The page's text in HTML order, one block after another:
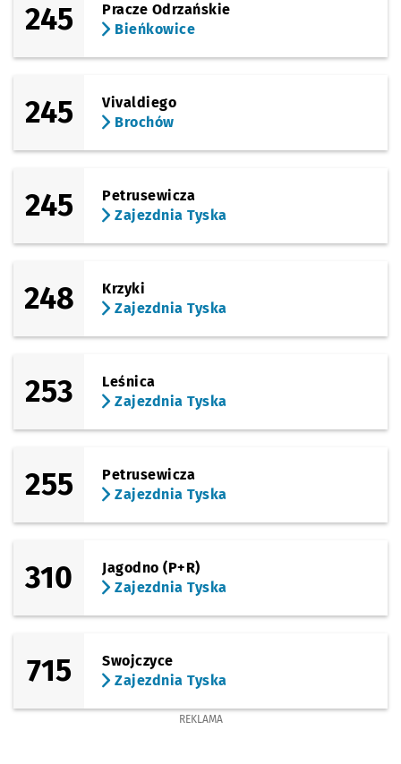
245
Pracze Odrzańskie
Bieńkowice
245
Vivaldiego
Brochów
245
Petrusewicza
Zajezdnia Tyska
248
Krzyki
Zajezdnia Tyska
253
Leśnica
Zajezdnia Tyska
255
Petrusewicza
Zajezdnia Tyska
310
Jagodno (P+R)
Zajezdnia Tyska
715
Swojczyce
Zajezdnia Tyska
REKLAMA